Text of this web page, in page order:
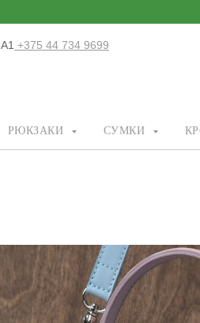
А1 +375 44 734 9699
РЮКЗАКИ СУМКИ